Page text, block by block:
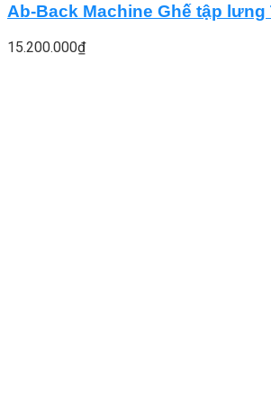
Ab-Back Machine Ghế tập lưng
15.200.000₫